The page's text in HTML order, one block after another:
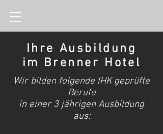
Ihre Ausbildung
im Brenner Hotel
Wir bilden folgende IHK geprüfte
Berufe
in einer 3 jährigen Ausbildung
aus: